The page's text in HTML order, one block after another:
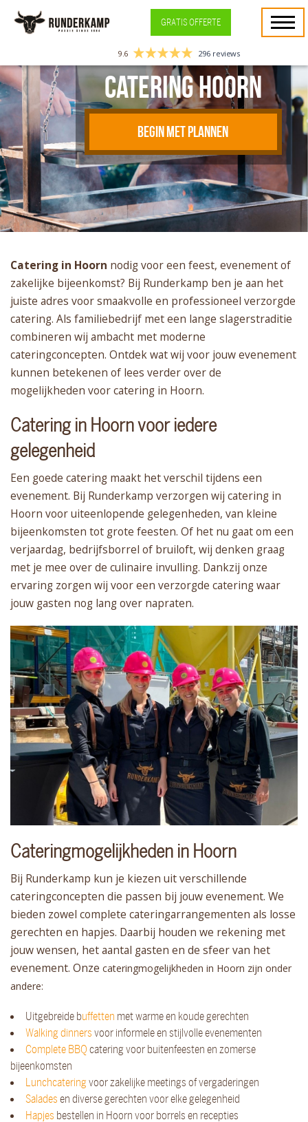
GRATIS OFFERTE
9.6 296 reviews
Catering Hoorn
BEGIN MET PLANNEN
Catering in Hoorn nodig voor een feest, evenement of
zakelijke bijeenkomst? Bij Runderkamp ben je aan het
juiste adres voor smaakvolle en professioneel verzorgde
catering. Als familiebedrijf met een lange slagerstraditie
combineren wij ambacht met moderne
cateringconcepten. Ontdek wat wij voor jouw evenement
kunnen betekenen of lees verder over de
mogelijkheden voor catering in Hoorn.
Catering in Hoorn voor iedere
gelegenheid
Een goede catering maakt het verschil tijdens een
evenement. Bij Runderkamp verzorgen wij catering in
Hoorn voor uiteenlopende gelegenheden, van kleine
bijeenkomsten tot grote feesten. Of het nu gaat om een
verjaardag, bedrijfsborrel of bruiloft, wij denken graag
met je mee over de culinaire invulling. Dankzij onze
ervaring zorgen wij voor een verzorgde catering waar
jouw gasten nog lang over napraten.
Cateringmogelijkheden in Hoorn
Bij Runderkamp kun je kiezen uit verschillende
cateringconcepten die passen bij jouw evenement. We
bieden zowel complete cateringarrangementen als losse
gerechten en hapjes. Daarbij houden we rekening met
jouw wensen, het aantal gasten en de sfeer van het
evenement. Onze cateringmogelijkheden in Hoorn zijn onder
andere:
Uitgebreide buffetten met warme en koude gerechten
Walking dinners voor informele en stijlvolle evenementen
Complete BBQ catering voor buitenfeesten en zomerse
bijeenkomsten
Lunchcateringvoor zakelijke meetings of vergaderingen
Salades en diverse gerechten voor elke gelegenheid
Hapjes bestellen in Hoorn voor borrels en recepties